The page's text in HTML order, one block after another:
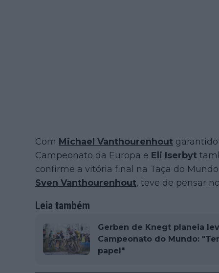
Com Michael Vanthourenhout
Campeonato da Europa e Eli Iserbyt
confirme a vitória final na Taça do
Sven Vanthourenhout, teve de pensar
Leia também
Gerben de Knegt planeia
Campeonato do Mundo:
papel"